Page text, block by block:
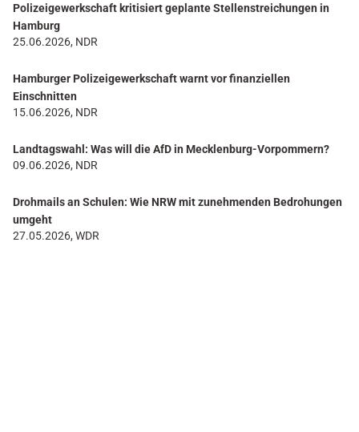
Polizeigewerkschaft kritisiert geplante Stellenstreichungen in
Hamburg
25.06.2026, NDR
Hamburger Polizeigewerkschaft warnt vor finanziellen
Einschnitten
15.06.2026, NDR
Landtagswahl: Was will die AfD in Mecklenburg-Vorpommern?
09.06.2026, NDR
Drohmails an Schulen: Wie NRW mit zunehmenden Bedrohungen
umgeht
27.05.2026, WDR